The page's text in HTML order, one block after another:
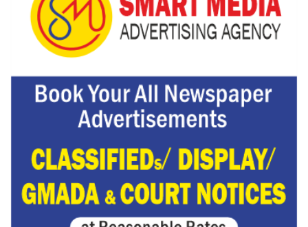
Hukamnama Sri Darbar Sahib, Amritsar – Punjabi Dunia
CM ਮਾਨ ਨੇ 866 ਨੌਜਵਾਨਾਂ ਨੂੰ ਸਰਕਾਰੀ ਨੌਕਰੀਆਂ ਦੇ ਨਿਯੁਕਤੀ ਪੱਤਰ ਸੌਂਪੇ